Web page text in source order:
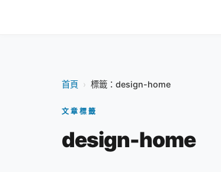
首頁 › 標籤：design-home
文章標籤
design-home